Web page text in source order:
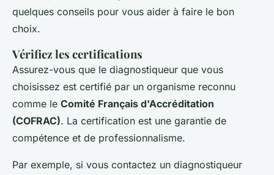
quelques conseils pour vous aider à faire le bon
choix.
Vérifiez les certifications
Assurez-vous que le diagnostiqueur que vous
choisissez est certifié par un organisme reconnu
comme le Comité Français d'Accréditation
(COFRAC). La certification est une garantie de
compétence et de professionnalisme.
Par exemple, si vous contactez un diagnostiqueur